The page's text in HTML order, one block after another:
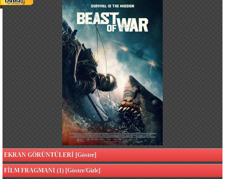
EKRAN GÖRÜNTÜLERİ [Göster]
FİLM FRAGMANI (1) [Göster/Gizle]